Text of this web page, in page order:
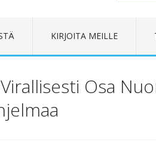
KIRJOITA MEILLE
Osa